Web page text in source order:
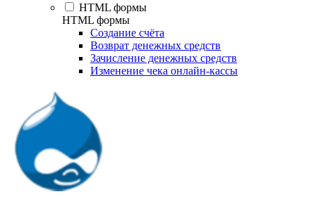
HTML формы
HTML формы
Создание счёта
Возврат денежных средств
Зачисление денежных средств
Изменение чека онлайн-кассы